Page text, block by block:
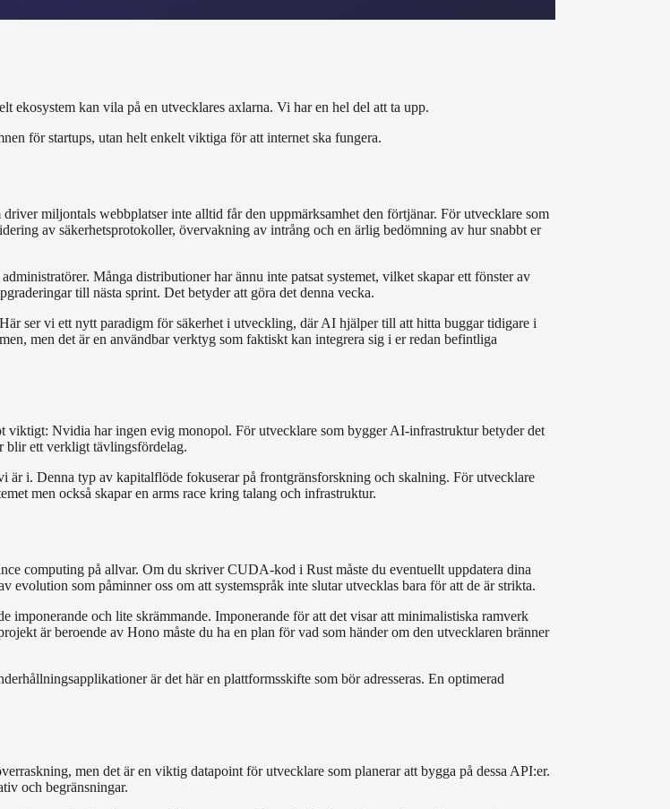
ekosystem kan vila på en utvecklares axlarna. Vi har en hel del att ta upp.
för startups, utan helt enkelt viktiga för att internet ska fungera.
miljontals webbplatser inte alltid får den uppmärksamhet den förtjänar. För utvecklare som
av säkerhetsprotokoller, övervakning av intrång och en ärlig bedömning av hur snabbt er
Många distributioner har ännu inte patsat systemet, vilket skapar ett fönster av
till nästa sprint. Det betyder att göra det denna vecka.
ser vi ett nytt paradigm för säkerhet i utveckling, där AI hjälper till att hitta buggar tidigare i
men det är en användbar verktyg som faktiskt kan integrera sig i er redan befintliga
Nvidia har ingen evig monopol. För utvecklare som bygger AI-infrastruktur betyder det
blir ett verkligt tävlingsfördelag.
i. Denna typ av kapitalflöde fokuserar på frontgränsforskning och skalning. För utvecklare
men också skapar en arms race kring talang och infrastruktur.
computing på allvar. Om du skriver CUDA-kod i Rust måste du eventuellt uppdatera dina
som påminner oss om att systemspråk inte slutar utvecklas bara för att de är strikta.
och lite skrämmande. Imponerande för att det visar att minimalistiska ramverk
är beroende av Hono måste du ha en plan för vad som händer om den utvecklaren bränner
är det här en plattformsskifte som bör adresseras. En optimerad
men det är en viktig datapoint för utvecklare som planerar att bygga på dessa API:er.
och begränsningar.